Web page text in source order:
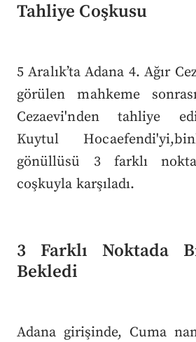
Tahliye Coşkusu
5 Aralık’ta Adana 4. Ağır
görülen mahkeme
Cezaevi'nden tahliye
Kuytul
gönüllüsü 3 farklı
coşkuyla karşıladı.
3 Farklı Noktada
Bekledi
Adana girişinde, Cuma